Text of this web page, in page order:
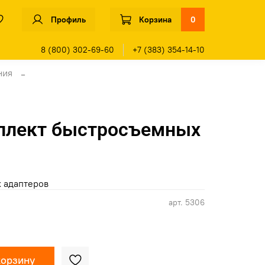
Профиль Корзина 0
8 (800) 302-69-60 +7 (383) 354-14-10
арт. 5306
быстросъемных